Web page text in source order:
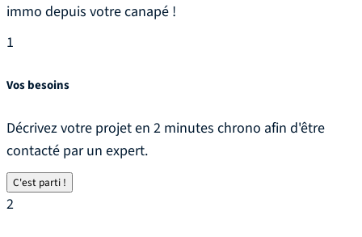
immo depuis votre canapé !
1
Vos besoins
Décrivez votre projet en 2 minutes chrono afin d'être
contacté par un expert.
C'est parti !
2